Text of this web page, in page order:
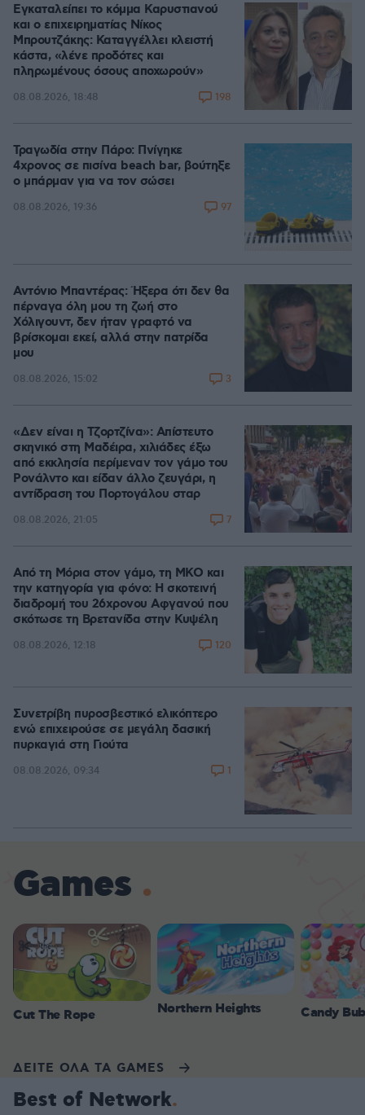
Εγκαταλείπει το κόμμα Καρυστιανού
και ο επιχειρηματίας Νίκος
Μπρουτζάκης: Καταγγέλλει κλειστή
κάστα, «λένε προδότες και
πληρωμένους όσους αποχωρούν»
08.08.2026, 18:48 198
Τραγωδία στην Πάρο: Πνίγηκε
4χρονος σε πισίνα beach bar, βούτηξε
ο μπάρμαν για να τον σώσει
08.08.2026, 19:36 97
Αντόνιο Μπαντέρας: Ήξερα ότι δεν θα
πέρναγα όλη μου τη ζωή στο
Χόλιγουντ, δεν ήταν γραφτό να
βρίσκομαι εκεί, αλλά στην πατρίδα
μου
08.08.2026, 15:02 3
«Δεν είναι η Τζορτζίνα»: Απίστευτο
σκηνικό στη Μαδέιρα, χιλιάδες έξω
από εκκλησία περίμεναν τον γάμο του
Ρονάλντο και είδαν άλλο ζευγάρι, η
αντίδραση του Πορτογάλου σταρ
08.08.2026, 21:05 7
Από τη Μόρια στον γάμο, τη ΜΚΟ και
την κατηγορία για φόνο: Η σκοτεινή
διαδρομή του 26χρονου Αφγανού που
σκότωσε τη Βρετανίδα στην Κυψέλη
08.08.2026, 12:18 120
Συνετρίβη πυροσβεστικό ελικόπτερο
ενώ επιχειρούσε σε μεγάλη δασική
πυρκαγιά στη Γιούτα
08.08.2026, 09:34 1
Games
Cut The Rope Northern Heights Candy
ΔΕΙΤΕ ΟΛΑ ΤΑ GAMES
Best of Network